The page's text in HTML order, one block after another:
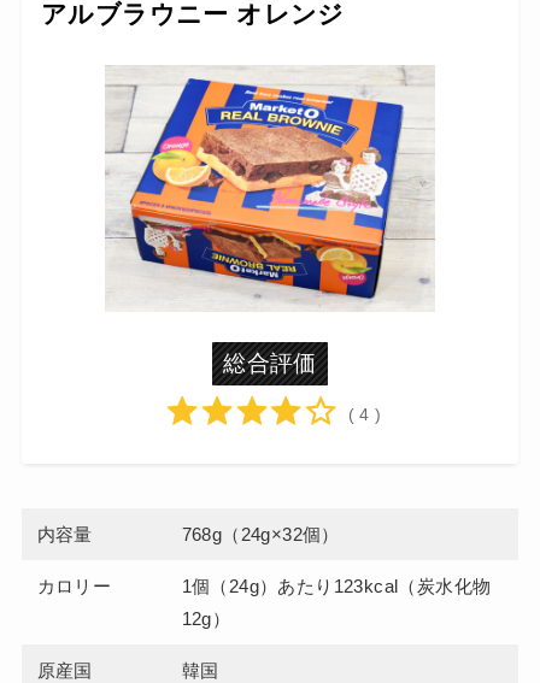
アルブラウニー オレンジ
総合評価
( 4 )
内容量 768g（24g×32個）
カロリー
1個（24g）あたり123kcal（炭水化物
12g）
原産国 韓国